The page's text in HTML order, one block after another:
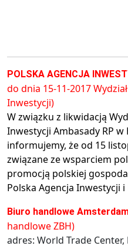
POLSKA AGENCJA
do dnia 15-11-2017
Inwestycji)
W związku z likwidacją
Inwestycji Ambasady RP
informujemy, że od 15
związane ze wsparciem
promocją polskiej
Polska Agencja Inwestycji i
Biuro handlowe
handlowe ZBH)
adres: World Trade